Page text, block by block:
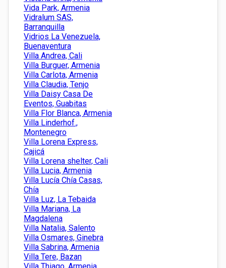
Vida Park, Armenia
Vidralum SAS,
Barranquilla
Vidrios La Venezuela,
Buenaventura
Villa Andrea, Cali
Villa Burguer, Armenia
Villa Carlota, Armenia
Villa Claudia, Tenjo
Villa Daisy Casa De
Eventos, Guabitas
Villa Flor Blanca, Armenia
Villa Linderhof.,
Montenegro
Villa Lorena Express,
Cajicá
Villa Lorena shelter, Cali
Villa Lucia, Armenia
Villa Lucía Chía Casas,
Chía
Villa Luz, La Tebaida
Villa Mariana, La
Magdalena
Villa Natalia, Salento
Villa Osmares, Ginebra
Villa Sabrina, Armenia
Villa Tere, Bazan